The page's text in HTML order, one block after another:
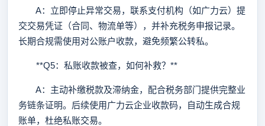
A：立即停止异常交易，联系支付机构（如广力云）提
交交易凭证（合同、物流单等），并补充税务申报记录。
长期合规需使用对公账户收款，避免频繁公转私。
**Q5：私账收款被查，如何补救？**
A：主动补缴税款及滞纳金，配合税务部门提供完整业
务链条证明。后续使用广力云企业收款码，自动生成合规
账单，杜绝私账交易。